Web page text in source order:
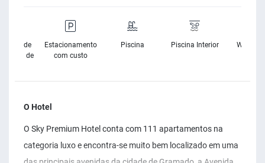
de
Estacionamento
com custo
Piscina Piscina Interior Wifi
O Hotel
O Sky Premium Hotel conta com 111 apartamentos na
categoria luxo e encontra-se muito bem localizado em uma